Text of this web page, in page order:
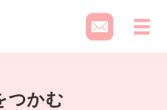
メ
つかむ